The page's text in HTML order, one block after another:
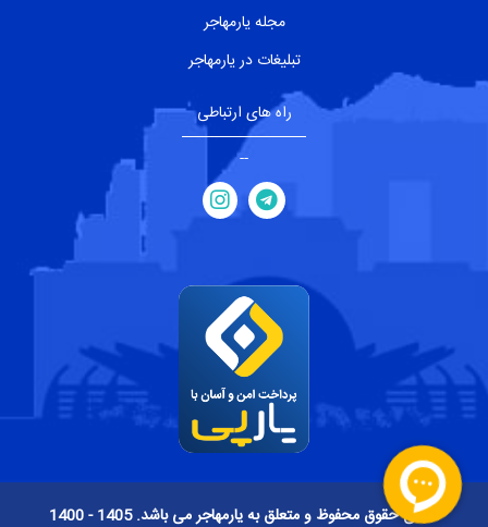
مجله یارمهاجر
تبلیغات در یارمهاجر
راه های ارتباطی
--
تمامی حقوق محفوظ و متعلق به یارمهاجر می باشد. 1405 - 1400